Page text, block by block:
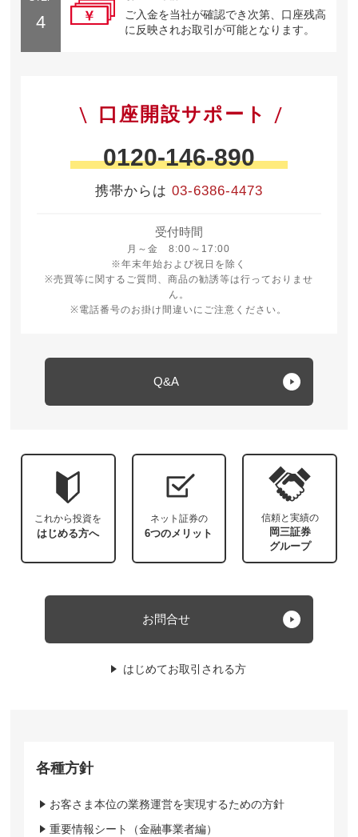
4
ご入金を当社が確認でき次第、口座残高
に反映されお取引が可能となります。
口座開設サポート
0120-146-890
携帯からは 03-6386-4473
受付時間
月～金 8:00～17:00
月曜日から金曜日 8時から17時
※年末年始および祝日を除く
※売買等に関するご質問、商品の勧誘等は行っておりませ
ん。
※電話番号のお掛け間違いにご注意ください。
Q&A
これから投資を
はじめる方へ
ネット証券の
6つのメリット
信頼と実績の
岡三証券
グループ
お問合せ
はじめてお取引される方
各種方針
お客さま本位の業務運営を実現するための方針
重要情報シート（金融事業者編）